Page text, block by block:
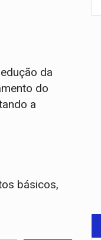
da
do
a
básicos,